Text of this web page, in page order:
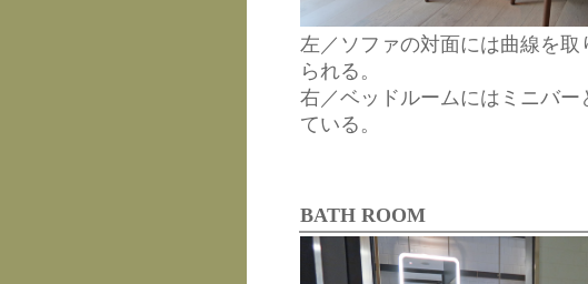
左／ソファの対面には曲線を
られる。
右／ベッドルームにはミニバ
ている。
BATH ROOM